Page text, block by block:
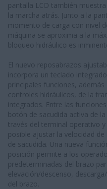
pantalla LCD también
la marcha atrás. Junto a la
momento de carga con nivel
máquina se aproxima a la
bloqueo hidráulico es
El nuevo reposabrazos
incorpora un teclado
principales funciones,
controles hidráulicos, de la
integrados. Entre las
botón de sacudida activa de
través del terminal operativo
posible ajustar la velocidad
de sacudida. Una nueva
posición permite a los
predeterminadas del brazo
elevación/descenso,
del brazo.